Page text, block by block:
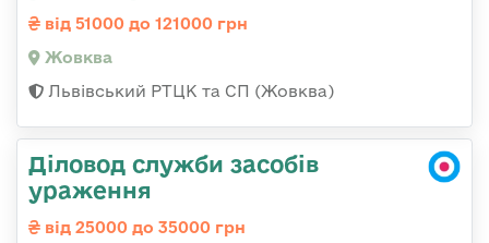
від 51000 до 121000 грн
Жовква
Львівський РТЦК та СП (Жовква)
Діловод служби засобів
ураження
від 25000 до 35000 грн